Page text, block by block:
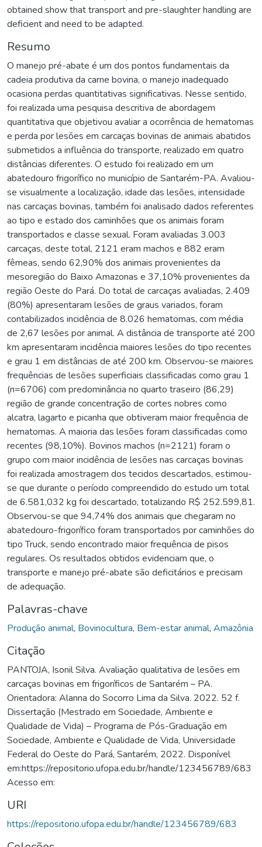
obtained show that transport and pre-slaughter handling are
deficient and need to be adapted.
Resumo
O manejo pré-abate é um dos pontos fundamentais da
cadeia produtiva da carne bovina, o manejo inadequado
ocasiona perdas quantitativas significativas. Nesse sentido,
foi realizada uma pesquisa descritiva de abordagem
quantitativa que objetivou avaliar a ocorrência de hematomas
e perda por lesões em carcaças bovinas de animais abatidos
submetidos a influência do transporte, realizado em quatro
distâncias diferentes. O estudo foi realizado em um
abatedouro frigorífico no município de Santarém-PA. Avaliou-
se visualmente a localização, idade das lesões, intensidade
nas carcaças bovinas, também foi analisado dados referentes
ao tipo e estado dos caminhões que os animais foram
transportados e classe sexual. Foram avaliadas 3.003
carcaças, deste total, 2121 eram machos e 882 eram
fêmeas, sendo 62,90% dos animais provenientes da
mesoregião do Baixo Amazonas e 37,10% provenientes da
região Oeste do Pará. Do total de carcaças avaliadas, 2.409
(80%) apresentaram lesões de graus variados, foram
contabilizados incidência de 8.026 hematomas, com média
de 2,67 lesões por animal. A distância de transporte até 200
km apresentaram incidência maiores lesões do tipo recentes
e grau 1 em distâncias de até 200 km. Observou-se maiores
frequências de lesões superficiais classificadas como grau 1
(n=6706) com predominância no quarto traseiro (86,29)
região de grande concentração de cortes nobres como
alcatra, lagarto e picanha que obtiveram maior frequência de
hematomas. A maioria das lesões foram classificadas como
recentes (98,10%). Bovinos machos (n=2121) foram o
grupo com maior incidência de lesões nas carcaças bovinas
foi realizada amostragem dos tecidos descartados, estimou-
se que durante o período compreendido do estudo um total
de 6.581,032 kg foi descartado, totalizando R$ 252.599,81.
Observou-se que 94,74% dos animais que chegaram no
abatedouro-frigorífico foram transportados por caminhões do
tipo Truck, sendo encontrado maior frequência de pisos
regulares. Os resultados obtidos evidenciam que, o
transporte e manejo pré-abate são deficitários e precisam
de adequação.
Palavras-chave
Produção animal, Bovinocultura, Bem-estar animal, Amazônia
Citação
PANTOJA, Isonil Silva. Avaliação qualitativa de lesões em
carcaças bovinas em frigoríficos de Santarém – PA.
Orientadora: Alanna do Socorro Lima da Silva. 2022. 52 f.
Dissertação (Mestrado em Sociedade, Ambiente e
Qualidade de Vida) – Programa de Pós-Graduação em
Sociedade, Ambiente e Qualidade de Vida, Universidade
Federal do Oeste do Pará, Santarém, 2022. Disponível
em:https://repositorio.ufopa.edu.br/handle/123456789/683
Acesso em:
URI
https://repositorio.ufopa.edu.br/handle/123456789/683